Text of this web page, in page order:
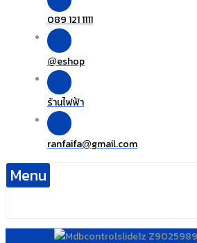
089 121 1111
@eshop
ร้านไฟฟ้า
ranfaifa@gmail.com
Menu